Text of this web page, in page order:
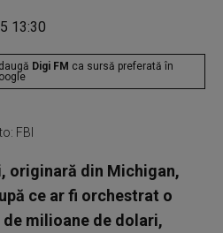
13:30
Digi FM ca sursă preferată în
FBI
originară din Michigan,
ce ar fi orchestrat o
milioane de dolari,